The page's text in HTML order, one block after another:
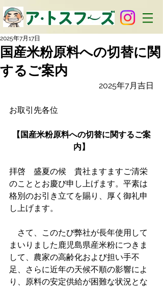
国産米粉原料への切替に関
するご案内
2025年7月17日
2025年7月吉日
お取引先各位
【国産米粉原料への切替に関するご案
内】
拝啓　盛夏の候　貴社ますますご清栄
のこととお慶び申し上げます。平素は
格別のお引き立てを賜り、厚く御礼申
し上げます。
さて、このたび弊社が長年使用して
まいりました鹿児島県産米粉につきま
して、農家の高齢化および担い手不
足、さらに近年の天候不順の影響によ
り、原料の安定供給が困難な状況とな